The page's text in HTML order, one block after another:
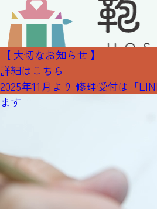
【 大切なお知らせ 】
詳細はこちら
2025年11月より 修理受付は「
ます